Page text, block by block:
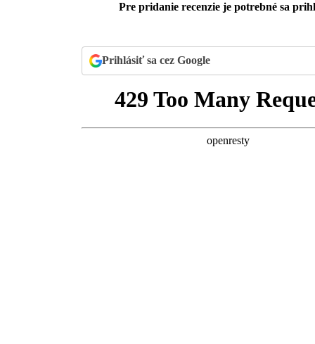
Pre pridanie recenzie je potrebné sa
Prihlásiť sa cez Google